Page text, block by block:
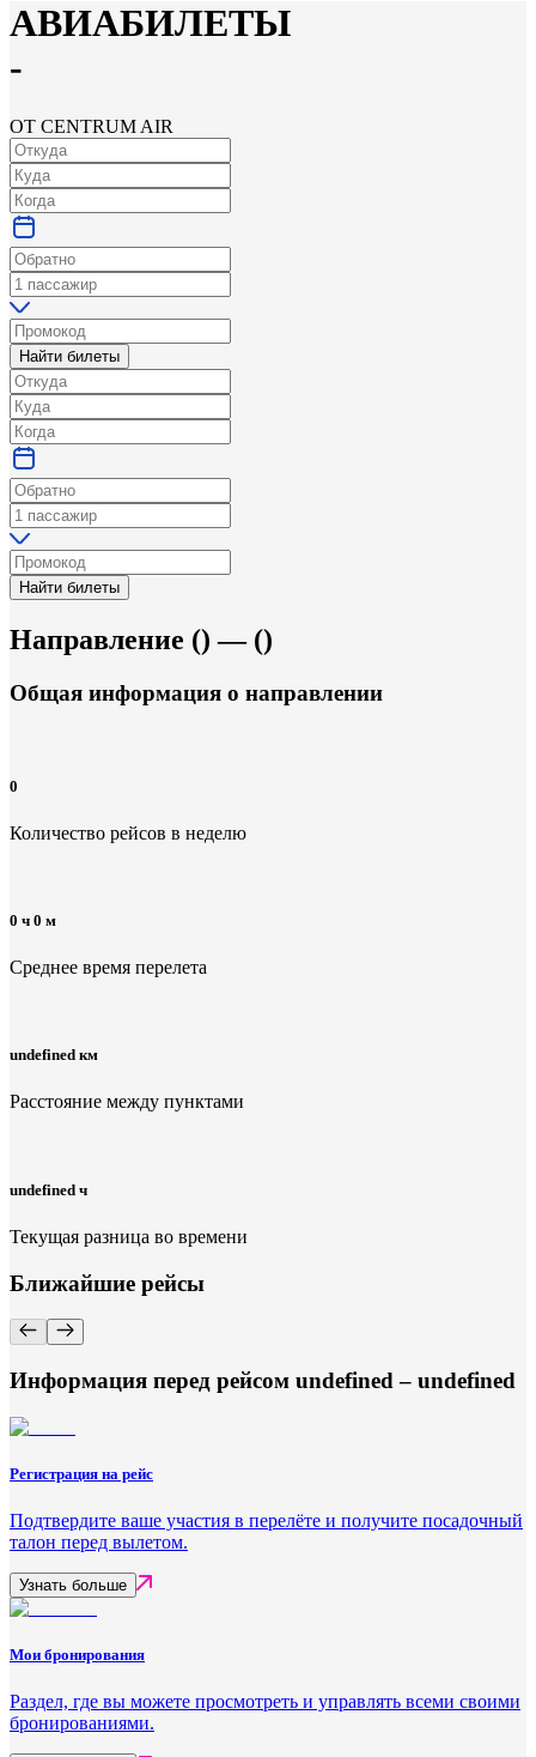
АВИАБИЛЕТЫ
-
ОТ CENTRUM AIR
Найти билеты
Найти билеты
Направление () — ()
Общая информация о направлении
0
Количество рейсов в неделю
0 ч 0 м
Среднее время перелета
undefined км
Расстояние между пунктами
undefined ч
Текущая разница во времени
Ближайшие рейсы
Информация перед рейсом undefined – undefined
Регистрация на рейс
Подтвердите ваше участия в перелёте и получите посадочный
талон перед вылетом.
Узнать больше
Мои бронирования
Раздел, где вы можете просмотреть и управлять всеми своими
бронированиями.